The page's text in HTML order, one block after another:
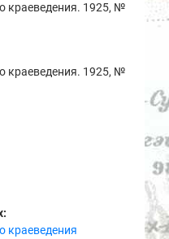
краеведения. 1925, №
краеведения. 1925, №
краеведения